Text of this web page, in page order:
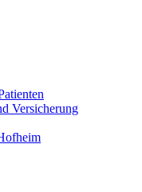
Versicherung